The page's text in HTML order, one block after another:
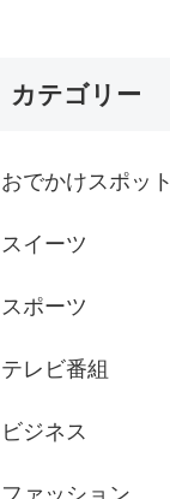
カテゴリー
おでかけスポット
スイーツ
スポーツ
テレビ番組
ビジネス
ファッション